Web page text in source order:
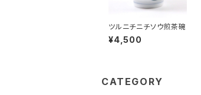
ツルニチニチソウ煎茶碗
¥4,500
CATEGORY